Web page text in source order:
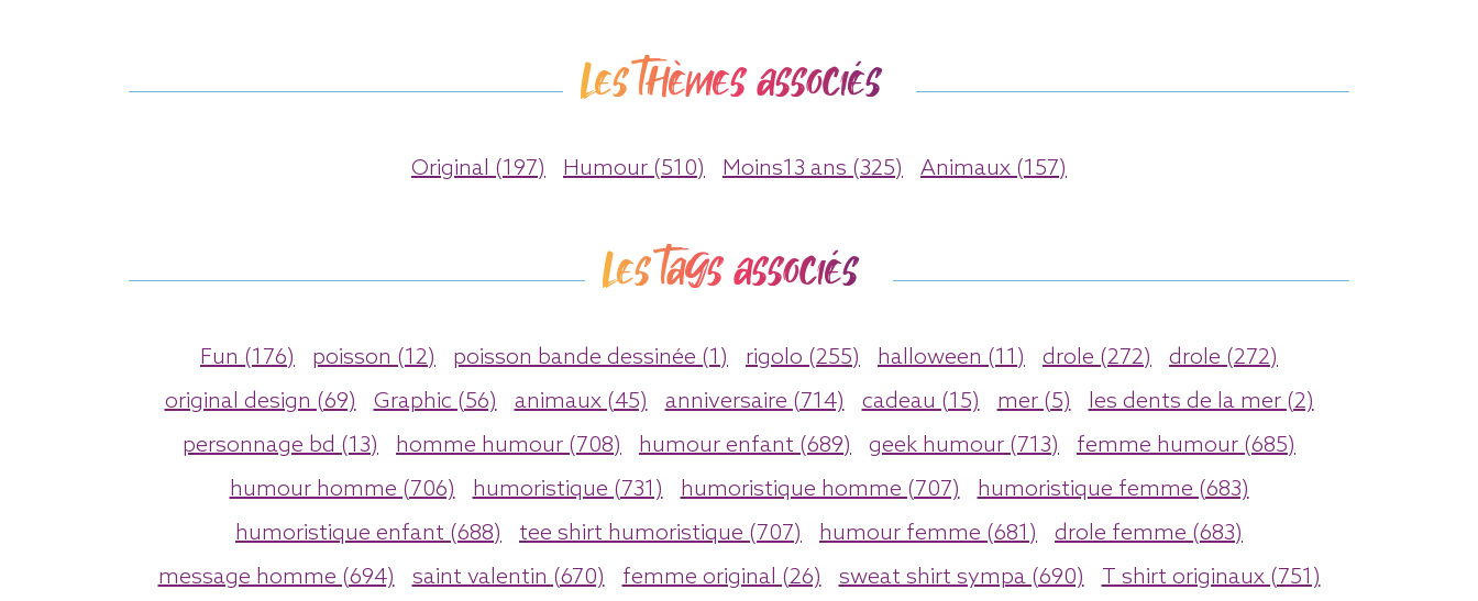
Les thèmes associés
Original (197) Humour (510) Moins13 ans (325) Animaux (157)
Les tags associés
Fun (176) poisson (12) poisson bande dessinée (1) rigolo (255) halloween (11) drole (272)
drole (272)
original design (69)
Graphic (56) animaux (45) anniversaire (714) cadeau (15) mer (5)
les dents de la mer (2)
personnage bd (13)
homme humour (708) humour enfant (689) geek humour (713)
femme humour (685)
humour homme (706)
humoristique (731) humoristique homme (707)
humoristique femme (683)
humoristique enfant (688)
tee shirt humoristique (707) humour femme (681)
drole femme (683)
message homme (694)
saint valentin (670) femme original (26) sweat shirt sympa (690)
T shirt originaux (751)